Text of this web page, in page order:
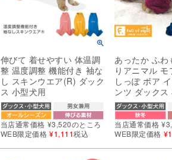
伸びて 着せやすい 体温調
整 温度調整 機能付き 袖な
し スキンウエア(R) ダック
ス 小型犬用
当店通常価格 ¥3,520のところ
WEB限定価格 ¥1,111税込
あったか ふわ
りアニマル モ
しっぽ ボア
ンツ ダックス
当店通常価格 ¥
WEB限定価格 ¥